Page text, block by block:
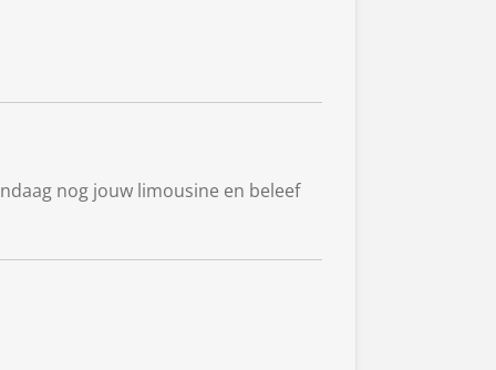
nog jouw limousine en beleef